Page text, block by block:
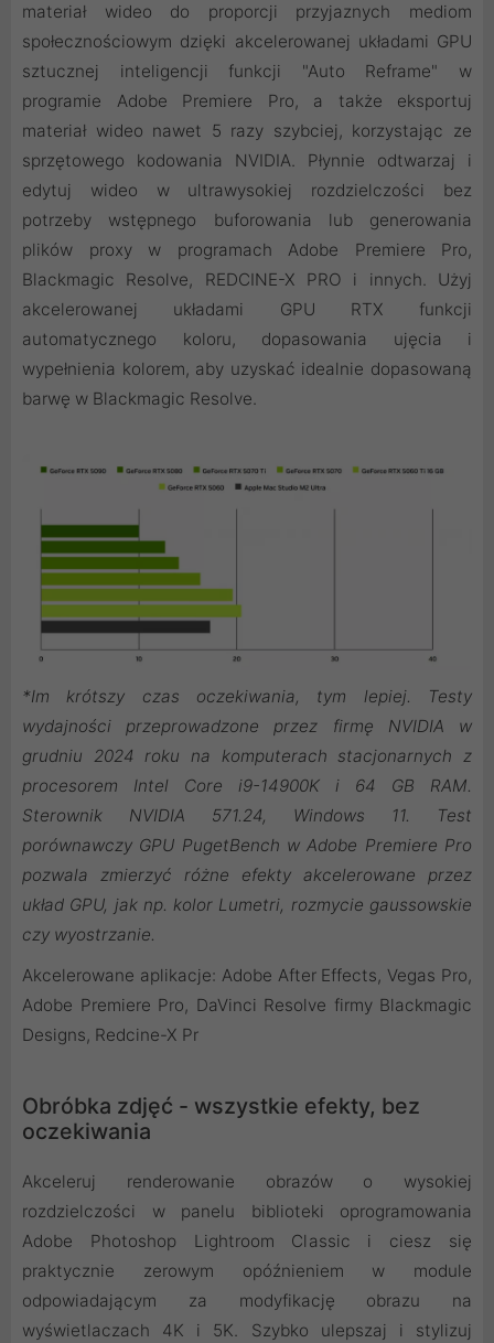
materiał wideo do proporcji przyjaznych mediom
społecznościowym dzięki akcelerowanej układami GPU
sztucznej inteligencji funkcji "Auto Reframe" w
programie Adobe Premiere Pro, a także eksportuj
materiał wideo nawet 5 razy szybciej, korzystając ze
sprzętowego kodowania NVIDIA. Płynnie odtwarzaj i
edytuj wideo w ultrawysokiej rozdzielczości bez
potrzeby wstępnego buforowania lub generowania
plików proxy w programach Adobe Premiere Pro,
Blackmagic Resolve, REDCINE-X PRO i innych. Użyj
akcelerowanej układami GPU RTX funkcji
automatycznego koloru, dopasowania ujęcia i
wypełnienia kolorem, aby uzyskać idealnie dopasowaną
barwę w Blackmagic Resolve.
*Im krótszy czas oczekiwania, tym lepiej. Testy
wydajności przeprowadzone przez firmę NVIDIA w
grudniu 2024 roku na komputerach stacjonarnych z
procesorem Intel Core i9-14900K i 64 GB RAM.
Sterownik NVIDIA 571.24, Windows 11. Test
porównawczy GPU PugetBench w Adobe Premiere Pro
pozwala zmierzyć różne efekty akcelerowane przez
układ GPU, jak np. kolor Lumetri, rozmycie gaussowskie
czy wyostrzanie.
Akcelerowane aplikacje: Adobe After Effects, Vegas Pro,
Adobe Premiere Pro, DaVinci Resolve firmy Blackmagic
Designs, Redcine-X Pr
Obróbka zdjęć - wszystkie efekty, bez
oczekiwania
Akceleruj renderowanie obrazów o wysokiej
rozdzielczości w panelu biblioteki oprogramowania
Adobe Photoshop Lightroom Classic i ciesz się
praktycznie zerowym opóźnieniem w module
odpowiadającym za modyfikację obrazu na
wyświetlaczach 4K i 5K. Szybko ulepszaj i stylizuj